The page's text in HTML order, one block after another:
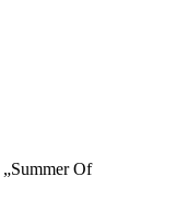
„Summer Of